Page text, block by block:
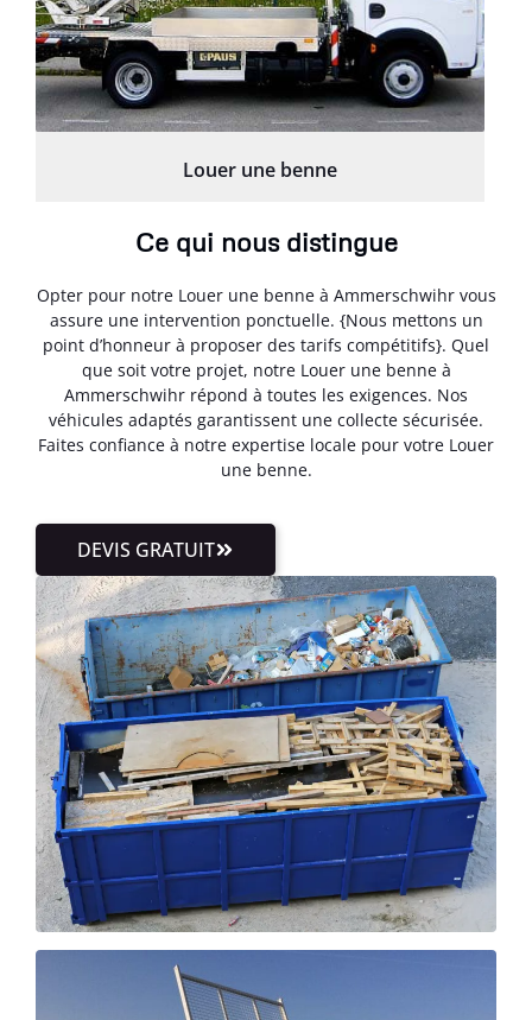
Louer une benne
Ce qui nous distingue
Opter pour notre Louer une benne à Ammerschwihr vous
assure une intervention ponctuelle. {Nous mettons un
point d’honneur à proposer des tarifs compétitifs}. Quel
que soit votre projet, notre Louer une benne à
Ammerschwihr répond à toutes les exigences. Nos
véhicules adaptés garantissent une collecte sécurisée.
Faites confiance à notre expertise locale pour votre Louer
une benne.
DEVIS GRATUIT